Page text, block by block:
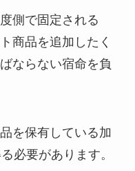
側で固定される
商品を追加したく
ならない宿命を負
を保有している加
必要があります。